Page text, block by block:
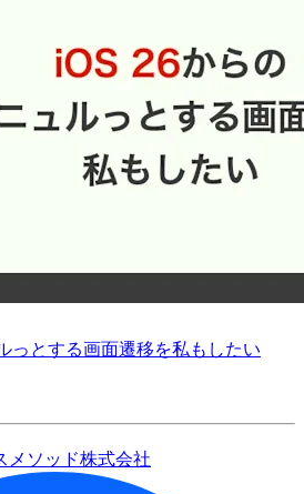
っとする画面遷移を私もしたい
メソッド株式会社